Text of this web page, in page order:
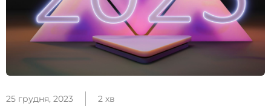
25 грудня, 2023 2 хв